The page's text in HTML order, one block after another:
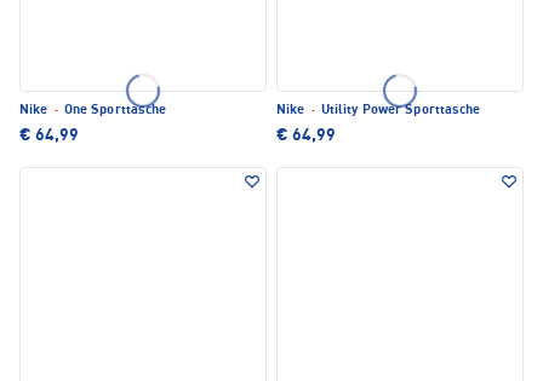
Nike · One Sporttasche
€ 64,99
Nike · Utility Power Sporttasche
€ 64,99